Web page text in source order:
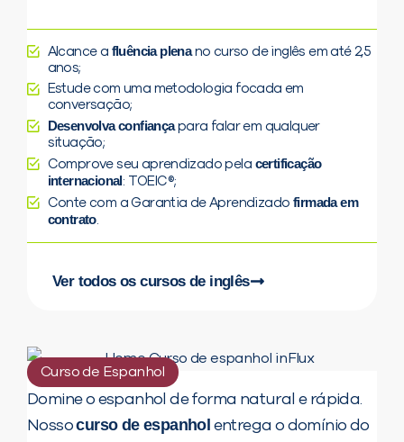
Alcance a fluência plenano curso de inglês em até 2,5
anos;
Estude com uma metodologia focada em
conversação;
Desenvolva confiançapara falar em qualquer
situação;
Comprove seu aprendizado pela certificação
internacional: TOEIC®;
Conte com a Garantia de Aprendizado firmada em
contrato.
Ver todos os cursos de inglês
Curso de Espanhol
Domine o espanhol de forma natural e rápida.
Nossocurso de espanhol entrega o domínio do